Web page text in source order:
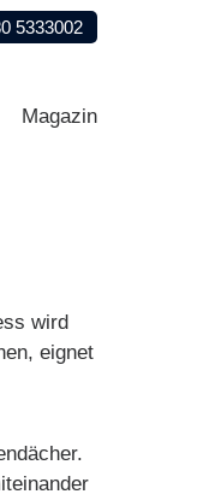
5333002
Magazin
wird
eignet